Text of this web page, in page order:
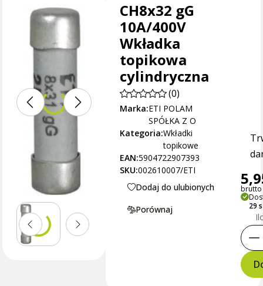
CH8x32 gG
10A/400V
Wkładka
topikowa
cylindryczna
(0)
Marka:ETI POLAM
SPÓŁKA Z O
Kategoria:Wkładki
topikowe
EAN:5904722907393
SKU:002610007/ETI
Dodaj do ulubionych
Porównaj
brutto
29